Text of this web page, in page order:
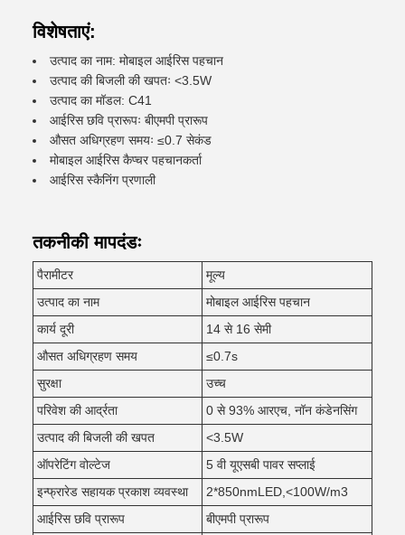
विशेषताएं:
उत्पाद का नाम: मोबाइल आईरिस पहचान
उत्पाद की बिजली की खपतः <3.5W
उत्पाद का मॉडल: C41
आईरिस छवि प्रारूपः बीएमपी प्रारूप
औसत अधिग्रहण समयः ≤0.7 सेकंड
मोबाइल आईरिस कैप्चर पहचानकर्ता
आईरिस स्कैनिंग प्रणाली
तकनीकी मापदंडः
पैरामीटर
मूल्य
उत्पाद का नाम
मोबाइल आईरिस पहचान
कार्य दूरी
14 से 16 सेमी
औसत अधिग्रहण समय
≤0.7s
सुरक्षा
उच्च
परिवेश की आर्द्रता
0 से 93% आरएच, नॉन कंडेनसिंग
उत्पाद की बिजली की खपत
<3.5W
ऑपरेटिंग वोल्टेज
5 वी यूएसबी पावर सप्लाई
इन्फ्रारेड सहायक प्रकाश व्यवस्था
2*850nmLED,<100W/m3
आईरिस छवि प्रारूप
बीएमपी प्रारूप